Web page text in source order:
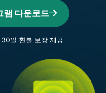
램 다운로드
일 환불 보장 제공